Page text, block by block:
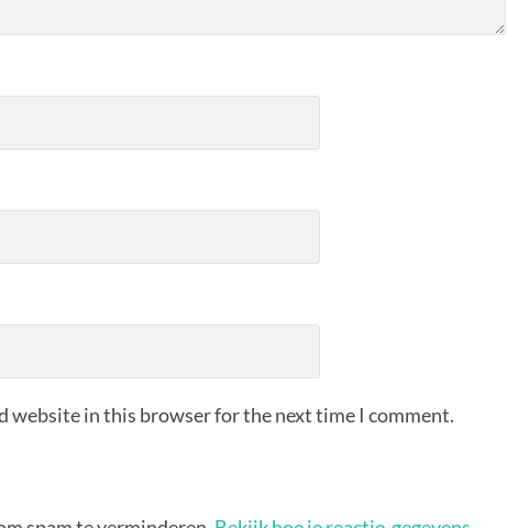
website in this browser for the next time I comment.